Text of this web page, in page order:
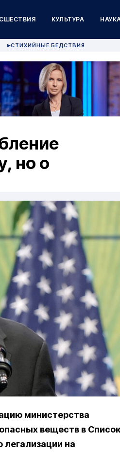
КУЛЬТУРА
▶СТИХИЙНЫЕ БЕДСТВИЯ
но о
министерства
веществ в
легализации на